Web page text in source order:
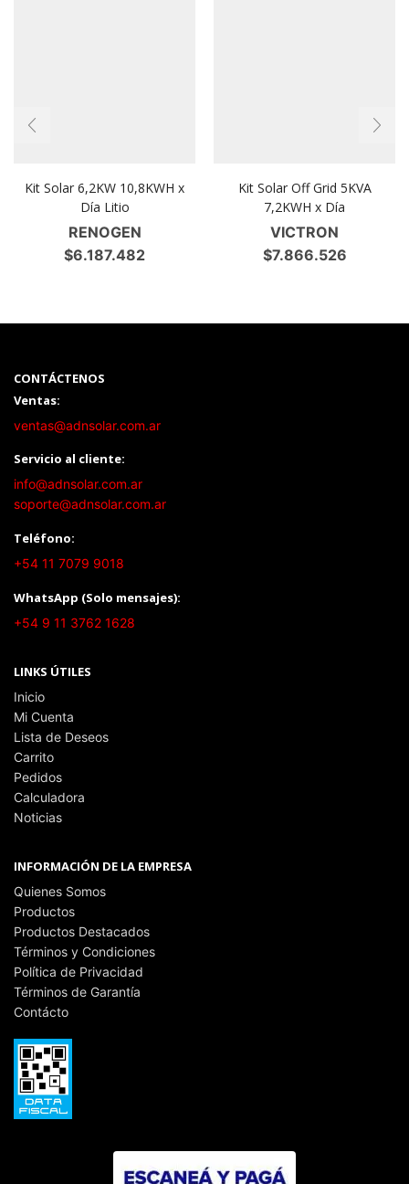
Kit Solar 6,2KW 10,8KWH x
Día Litio
RENOGEN
$6.187.482
Kit Solar Off Grid 5KVA
7,2KWH x Día
VICTRON
$7.866.526
CONTÁCTENOS
Ventas:
ventas@adnsolar.com.ar
Servicio al cliente:
info@adnsolar.com.ar
soporte@adnsolar.com.ar
Teléfono:
+54 11 7079 9018
WhatsApp (Solo mensajes):
+54 9 11 3762 1628
LINKS ÚTILES
Inicio
Mi Cuenta
Lista de Deseos
Carrito
Pedidos
Calculadora
Noticias
INFORMACIÓN DE LA EMPRESA
Quienes Somos
Productos
Productos Destacados
Términos y Condiciones
Política de Privacidad
Términos de Garantía
Contácto